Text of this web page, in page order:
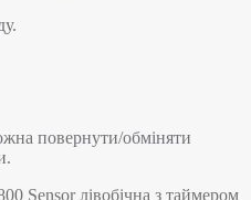
повернути/обміняти
Sensor лівобічна з таймером